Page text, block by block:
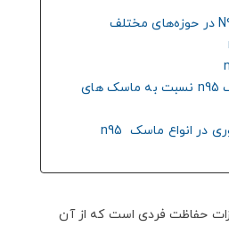
2.3. قابلیت های ماسک n95 نسبت به ماسک های
حفاظت فردی است که از آن